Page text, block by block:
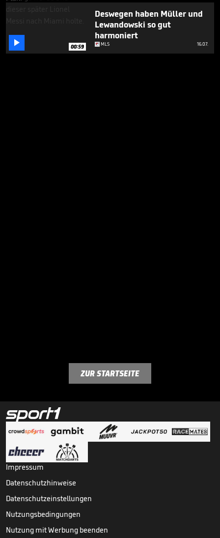
 00:59
Deswegen haben Müller und
Lewandowski so gut
harmoniert
MLS 16.07.
ZUR STARTSEITE
Impressum
Datenschutzhinweise
Datenschutzeinstellungen
Nutzungsbedingungen
Nutzung mit Werbung beenden